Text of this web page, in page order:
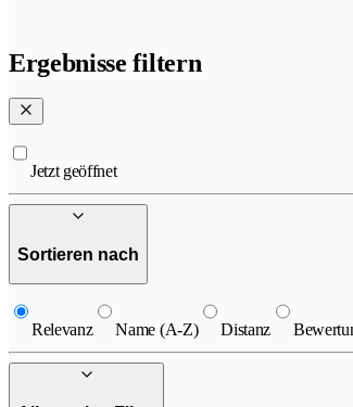
Ergebnisse filtern
Jetzt geöffnet
Sortieren nach
Relevanz Name (A-Z) Distanz